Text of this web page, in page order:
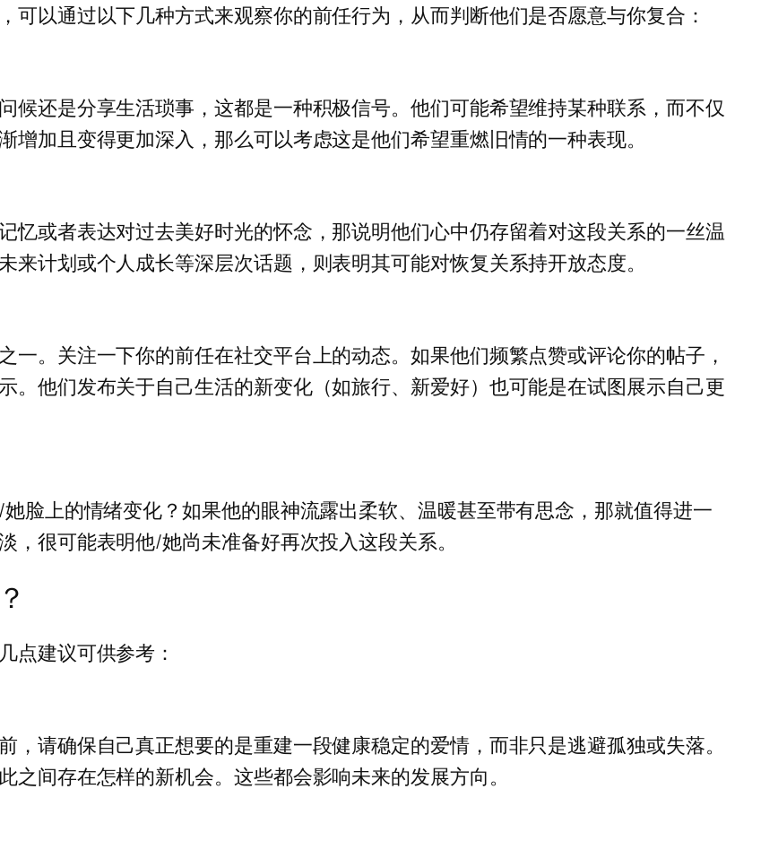
可以通过以下几种方式来观察你的前任行为，从而判断他们是否愿意与你复合：
候还是分享生活琐事，这都是一种积极信号。他们可能希望维持某种联系，而不仅
加且变得更加深入，那么可以考虑这是他们希望重燃旧情的一种表现。
忆或者表达对过去美好时光的怀念，那说明他们心中仍存留着对这段关系的一丝温
计划或个人成长等深层次话题，则表明其可能对恢复关系持开放态度。
一。关注一下你的前任在社交平台上的动态。如果他们频繁点赞或评论你的帖子，
。他们发布关于自己生活的新变化（如旅行、新爱好）也可能是在试图展示自己更
脸上的情绪变化？如果他的眼神流露出柔软、温暖甚至带有思念，那就值得进一
很可能表明他/她尚未准备好再次投入这段关系。
点建议可供参考：
请确保自己真正想要的是重建一段健康稳定的爱情，而非只是逃避孤独或失落。
间存在怎样的新机会。这些都会影响未来的发展方向。